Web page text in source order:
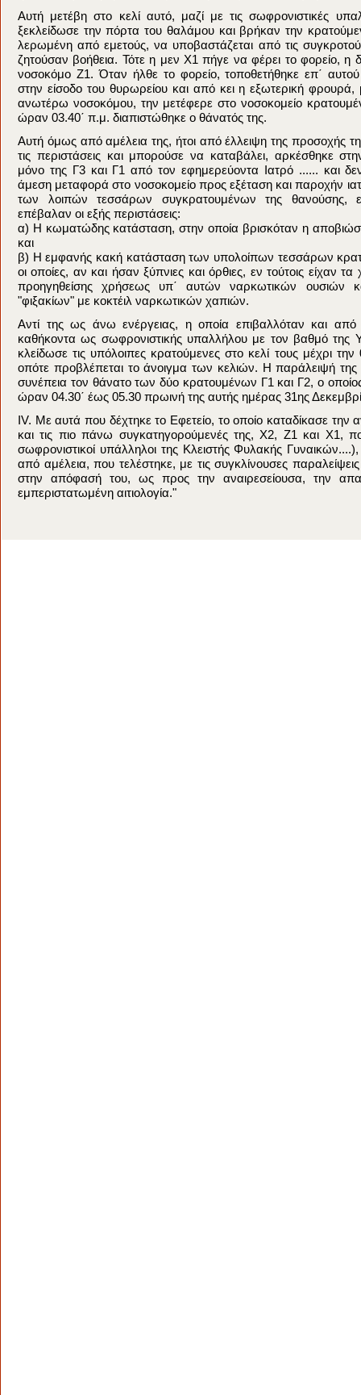
Αυτή μετέβη στο κελί αυτό, μαζί με τις σωφρονιστικές
ξεκλείδωσε την πόρτα του θαλάμου και βρήκαν την
λερωμένη από εμετούς, να υποβαστάζεται από τις
ζητούσαν βοήθεια. Τότε η μεν Χ1 πήγε να φέρει το φορείο, η
νοσοκόμο Ζ1. Όταν ήλθε το φορείο, τοποθετήθηκε επ΄
στην είσοδο του θυρωρείου και από κει η εξωτερική φρουρά,
ανωτέρω νοσοκόμου, την μετέφερε στο νοσοκομείο
ώραν 03.40΄ π.μ. διαπιστώθηκε ο θάνατός της.
Αυτή όμως από αμέλεια της, ήτοι από έλλειψη της προσοχής
τις περιστάσεις και μπορούσε να καταβάλει, αρκέσθηκε
μόνο της Γ3 και Γ1 από τον εφημερεύοντα Ιατρό ...... και
άμεση μεταφορά στο νοσοκομείο προς εξέταση και παροχήν
των λοιπών τεσσάρων συγκρατουμένων της θανούσης,
επέβαλαν οι εξής περιστάσεις:
α) Η κωματώδης κατάσταση, στην οποία βρισκόταν η
και
β) Η εμφανής κακή κατάσταση των υπολοίπων τεσσάρων
οι οποίες, αν και ήσαν ξύπνιες και όρθιες, εν τούτοις είχαν
προηγηθείσης χρήσεως υπ΄ αυτών ναρκωτικών ουσιών
"φιξακίων" με κοκτέιλ ναρκωτικών χαπιών.
Αντί της ως άνω ενέργειας, η οποία επιβαλλόταν και από
καθήκοντα ως σωφρονιστικής υπαλλήλου με τον βαθμό της
κλείδωσε τις υπόλοιπες κρατούμενες στο κελί τους μέχρι
οπότε προβλέπεται το άνοιγμα των κελιών. Η παράλειψή
συνέπεια τον θάνατο των δύο κρατουμένων Γ1 και Γ2, ο
ώραν 04.30΄ έως 05.30 πρωινή της αυτής ημέρας 31ης
IV. Με αυτά που δέχτηκε το Εφετείο, το οποίο καταδίκασε την
και τις πιο πάνω συγκατηγορούμενές της, Χ2, Ζ1 και Χ1,
σωφρονιστικοί υπάλληλοι της Κλειστής Φυλακής
από αμέλεια, που τελέστηκε, με τις συγκλίνουσες
στην απόφασή του, ως προς την αναιρεσείουσα, την
εμπεριστατωμένη αιτιολογία."